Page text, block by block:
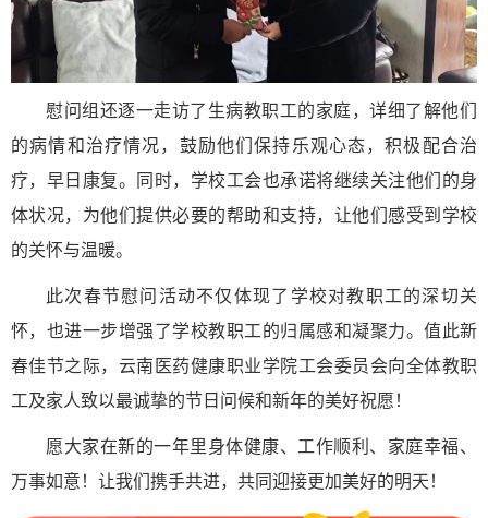
慰问组还逐一走访了生病教职工的家庭，详细了解他们
的病情和治疗情况，鼓励他们保持乐观心态，积极配合治
疗，早日康复。同时，学校工会也承诺将继续关注他们的身
体状况，为他们提供必要的帮助和支持，让他们感受到学校
的关怀与温暖。
此次春节慰问活动不仅体现了学校对教职工的深切关
怀，也进一步增强了学校教职工的归属感和凝聚力。值此新
春佳节之际，云南医药健康职业学院工会委员会向全体教职
工及家人致以最诚挚的节日问候和新年的美好祝愿！
愿大家在新的一年里身体健康、工作顺利、家庭幸福、
万事如意！让我们携手共进，共同迎接更加美好的明天！